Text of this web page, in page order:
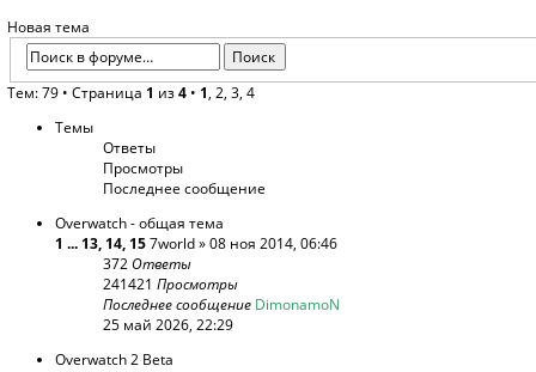
Новая тема
Тем: 79 • Страница 1 из4 • 1, 2, 3, 4
Темы
Ответы
Просмотры
Последнее сообщение
Overwatch - общая тема
1 ... 13, 14, 157world» 08 ноя 2014, 06:46
372Ответы
241421 Просмотры
Последнее сообщение DimonamoN
25 май 2026, 22:29
Overwatch 2 Beta